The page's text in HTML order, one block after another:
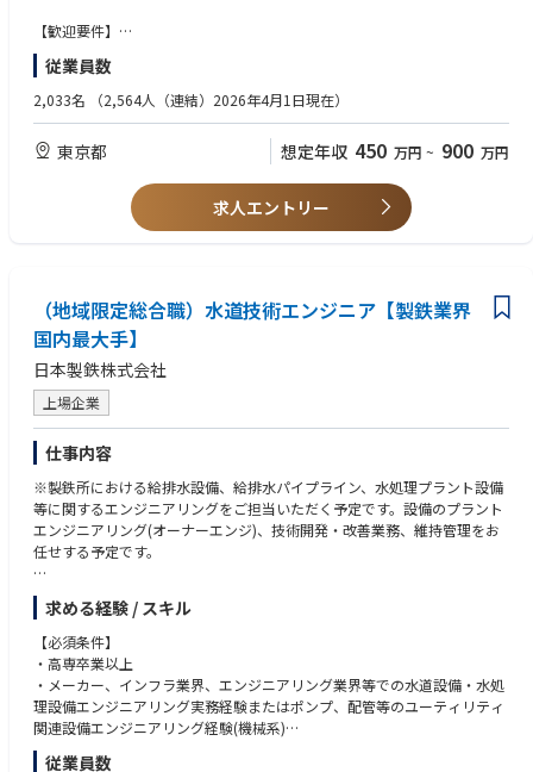
の工場へ短期出張の可能性あり。（ほとんどが国内で1泊2日程度）
※現場立会等で休日勤務の可能性あり（振替休日取得可）
【歓迎要件】
■エネルギー管理士、電気主任技術者（３種以上）、施工監理技術者 等
■施工管理、試運転等の現場経験のある方
※機械系・電気・計装系の方を募集しています。
従業員数
2,033名 （2,564人（連結）2026年4月1日現在）
東京都 想定年収 450 万円 ~ 900 万円
求人エントリー
（地域限定総合職）水道技術エンジニア【製鉄業界
国内最大手】
日本製鉄株式会社
上場企業
仕事内容
※製鉄所における給排水設備、給排水パイプライン、水処理プラント設備
等に関するエンジニアリングをご担当いただく予定です。設備のプラント
エンジニアリング(オーナーエンジ)、技術開発・改善業務、維持管理をお
任せする予定です。
【名古屋製鉄所】
https://www.nipponsteel.com/works/nagoya/index.html
【名古屋製鉄所で製造している製品】
https://www.nipponsteel.com/works/nagoya/product/index.html
【製造工程】
https://www.nipponsteel.com/company/tour/vr_tour.html
求める経験 / スキル
【必須条件】
・高専卒業以上
・メーカー、インフラ業界、エンジニアリング業界等での水道設備・水処
理設備エンジニアリング実務経験またはポンプ、配管等のユーティリティ
関連設備エンジニアリング経験(機械系)
従業員数